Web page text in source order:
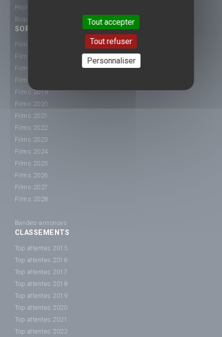
Péplum
Biopic
SORTIE CINÉ
Films 2015
Films 2016
Films 2017
Films 2018
Films 2019
Films 2020
Films 2021
Films 2022
Films 2023
Films 2024
Films 2025
Films 2026
Films 2027
Films 2028
Bandes-annonces
CLASSEMENTS
Top attentes 2015
Top attentes 2016
Top attentes 2017
Top attentes 2018
Top attentes 2019
Top attentes 2020
Top attentes 2021
Top attentes 2022
Tout accepter
Tout refuser
Personnaliser